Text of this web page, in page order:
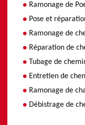
Ramonage de
Pose et
Ramonage de
Réparation de
Tubage de
Entretien de
Ramonage de
Débistrage de